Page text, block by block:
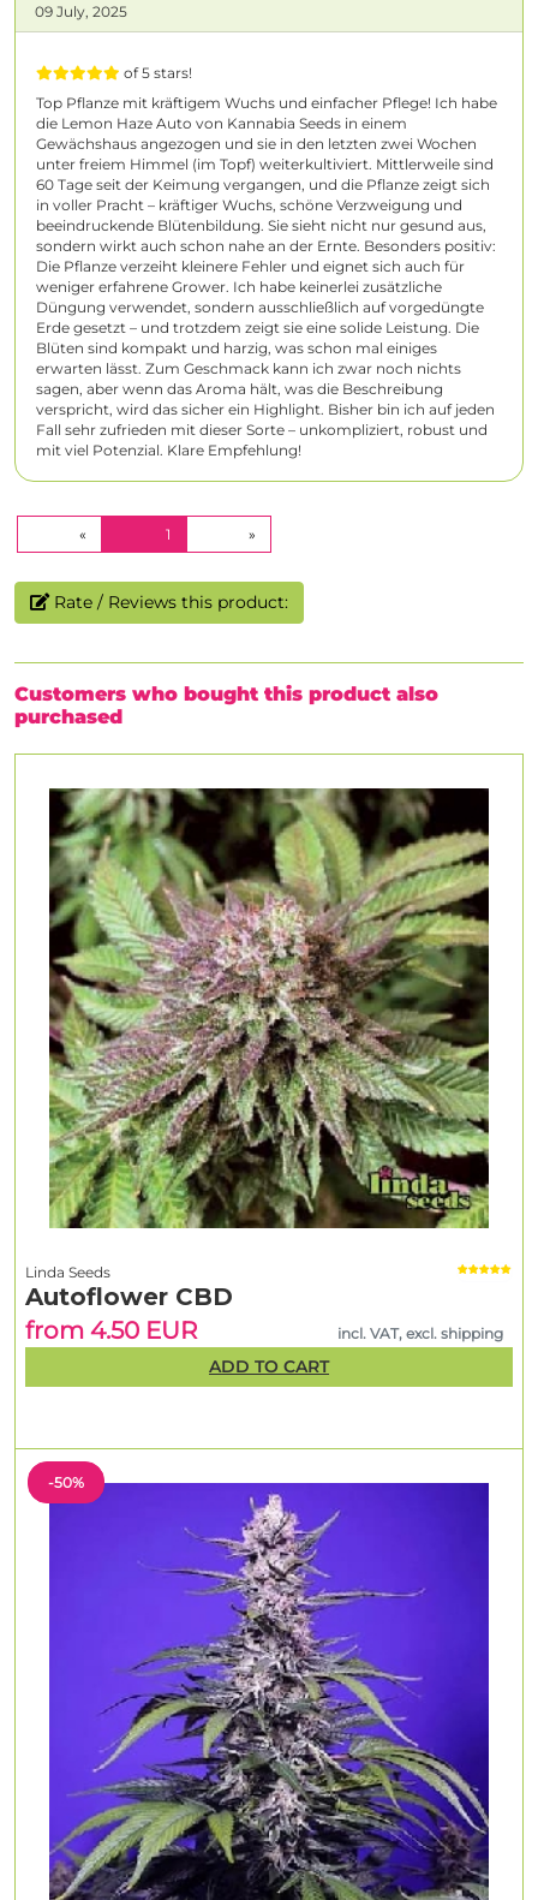
09 July, 2025
of 5 stars!
Top Pflanze mit kräftigem Wuchs und einfacher Pflege! Ich habe
die Lemon Haze Auto von Kannabia Seeds in einem
Gewächshaus angezogen und sie in den letzten zwei Wochen
unter freiem Himmel (im Topf) weiterkultiviert. Mittlerweile sind
60 Tage seit der Keimung vergangen, und die Pflanze zeigt sich
in voller Pracht – kräftiger Wuchs, schöne Verzweigung und
beeindruckende Blütenbildung. Sie sieht nicht nur gesund aus,
sondern wirkt auch schon nahe an der Ernte. Besonders positiv:
Die Pflanze verzeiht kleinere Fehler und eignet sich auch für
weniger erfahrene Grower. Ich habe keinerlei zusätzliche
Düngung verwendet, sondern ausschließlich auf vorgedüngte
Erde gesetzt – und trotzdem zeigt sie eine solide Leistung. Die
Blüten sind kompakt und harzig, was schon mal einiges
erwarten lässt. Zum Geschmack kann ich zwar noch nichts
sagen, aber wenn das Aroma hält, was die Beschreibung
verspricht, wird das sicher ein Highlight. Bisher bin ich auf jeden
Fall sehr zufrieden mit dieser Sorte – unkompliziert, robust und
mit viel Potenzial. Klare Empfehlung!
« 1 (CURRENT)»
Rate / Reviews this product:
Customers who bought this product also
purchased
-50%
Linda Seeds
Autoflower CBD
from 4.50 EUR
incl. VAT, excl. shipping
ADD TO CART